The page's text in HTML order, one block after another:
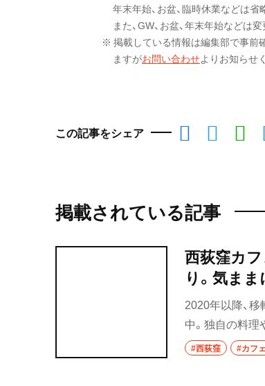
年末年始、お盆、臨時休業などは省
また、GW、お盆、年末年始などは
※ 掲載している情報は編集部で事前
ますがお問い合わせよりお知らせ
この記事をシェア
掲載されている記事
西荻窪カフ
り。気ま
2020年以降、
中。独自の料
の偏愛たっぷり
#西荻窪 #カフェ